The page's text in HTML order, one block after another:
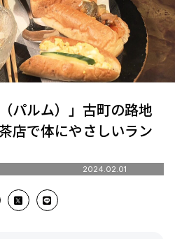
パルム）」古町の路地
店で体にやさしいラン
2024.02.01